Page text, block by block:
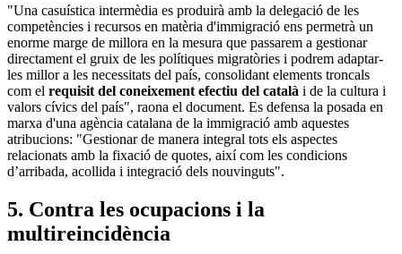
"Una casuística intermèdia es produirà amb la delegació de les
competències i recursos en matèria d'immigració ens permetrà un
enorme marge de millora en la mesura que passarem a gestionar
directament el gruix de les polítiques migratòries i podrem adaptar-
les millor a les necessitats del país, consolidant elements troncals
com el requisit del coneixement efectiu del català i de la cultura i
valors cívics del país", raona el document. Es defensa la posada en
marxa d'una agència catalana de la immigració amb aquestes
atribucions: "Gestionar de manera integral tots els aspectes
relacionats amb la fixació de quotes, així com les condicions
d’arribada, acollida i integració dels nouvinguts".
5. Contra les ocupacions i la
multireincidència